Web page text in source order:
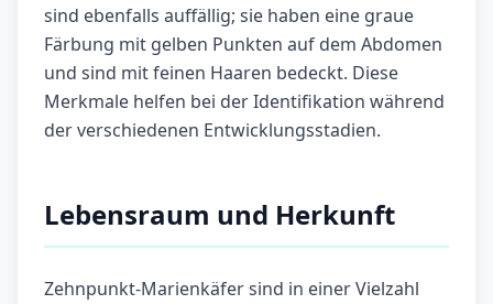
sind ebenfalls auffällig; sie haben eine graue
Färbung mit gelben Punkten auf dem Abdomen
und sind mit feinen Haaren bedeckt. Diese
Merkmale helfen bei der Identifikation während
der verschiedenen Entwicklungsstadien.
Lebensraum und Herkunft
Zehnpunkt-Marienkäfer sind in einer Vielzahl